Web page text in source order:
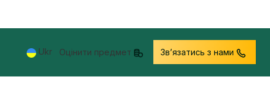
Ukr Оцінити предмет Звʼязатись з нами